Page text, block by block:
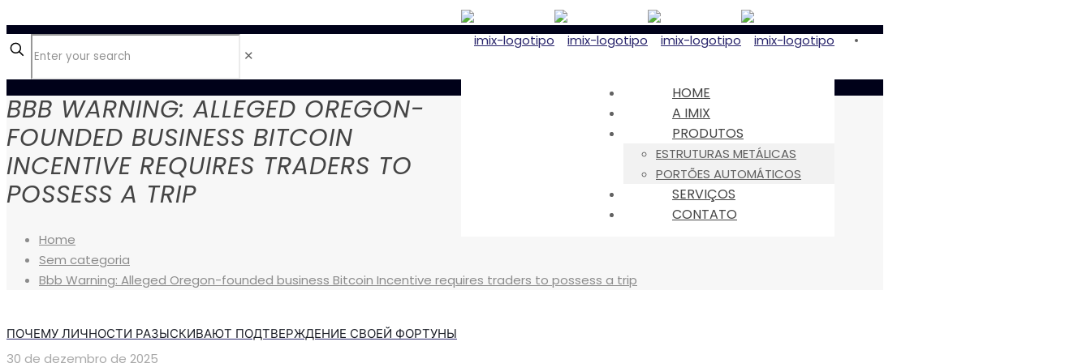
HOME
A IMIX
PRODUTOS
ESTRUTURAS METÁLICAS
PORTÕES AUTOMÁTICOS
SERVIÇOS
CONTATO
✕
BBB WARNING: ALLEGED OREGON-
FOUNDED BUSINESS BITCOIN
INCENTIVE REQUIRES TRADERS TO
POSSESS A TRIP
Home
Sem categoria
Bbb Warning: Alleged Oregon-founded business Bitcoin Incentive requires traders to possess a trip
ПОЧЕМУ ЛИЧНОСТИ РАЗЫСКИВАЮТ ПОДТВЕРЖДЕНИЕ СВОЕЙ ФОРТУНЫ
30 de dezembro de 2025